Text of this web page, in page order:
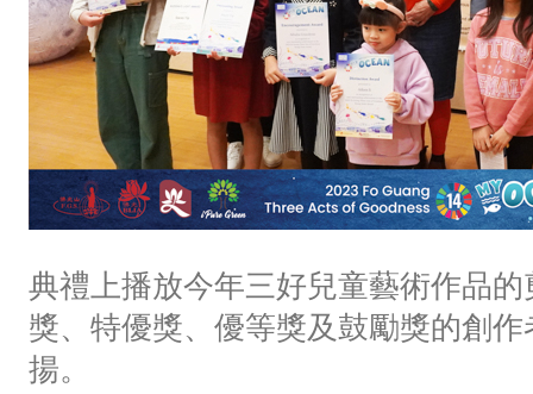
典禮上播放今年三好兒童藝術作品
獎、特優獎、優等獎及鼓勵獎的創
揚。